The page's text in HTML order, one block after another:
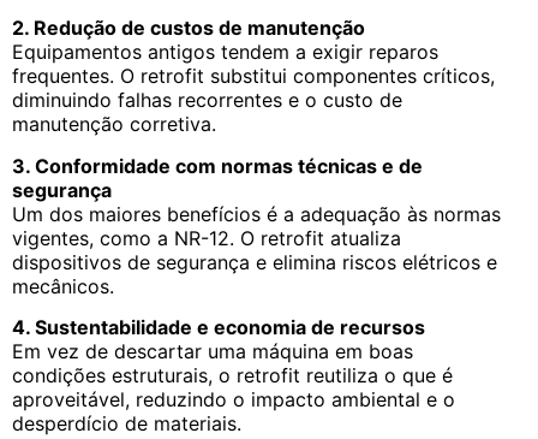
2. Redução de custos de manutenção
Equipamentos antigos tendem a exigir reparos
frequentes. O retrofit substitui componentes críticos,
diminuindo falhas recorrentes e o custo de
manutenção corretiva.
3. Conformidade com normas técnicas e de
segurança
Um dos maiores benefícios é a adequação às normas
vigentes, como a NR-12. O retrofit atualiza
dispositivos de segurança e elimina riscos elétricos e
mecânicos.
4. Sustentabilidade e economia de recursos
Em vez de descartar uma máquina em boas
condições estruturais, o retrofit reutiliza o que é
aproveitável, reduzindo o impacto ambiental e o
desperdício de materiais.